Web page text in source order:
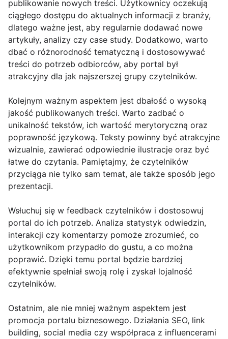
publikowanie nowych treści. Użytkownicy oczekują
ciągłego dostępu do aktualnych informacji z branży,
dlatego ważne jest, aby regularnie dodawać nowe
artykuły, analizy czy case study. Dodatkowo, warto
dbać o różnorodność tematyczną i dostosowywać
treści do potrzeb odbiorców, aby portal był
atrakcyjny dla jak najszerszej grupy czytelników.
Kolejnym ważnym aspektem jest dbałość o wysoką
jakość publikowanych treści. Warto zadbać o
unikalność tekstów, ich wartość merytoryczną oraz
poprawność językową. Teksty powinny być atrakcyjne
wizualnie, zawierać odpowiednie ilustracje oraz być
łatwe do czytania. Pamiętajmy, że czytelników
przyciąga nie tylko sam temat, ale także sposób jego
prezentacji.
Wsłuchuj się w feedback czytelników i dostosowuj
portal do ich potrzeb. Analiza statystyk odwiedzin,
interakcji czy komentarzy pomoże zrozumieć, co
użytkownikom przypadło do gustu, a co można
poprawić. Dzięki temu portal będzie bardziej
efektywnie spełniał swoją rolę i zyskał lojalność
czytelników.
Ostatnim, ale nie mniej ważnym aspektem jest
promocja portalu biznesowego. Działania SEO, link
building, social media czy współpraca z influencerami